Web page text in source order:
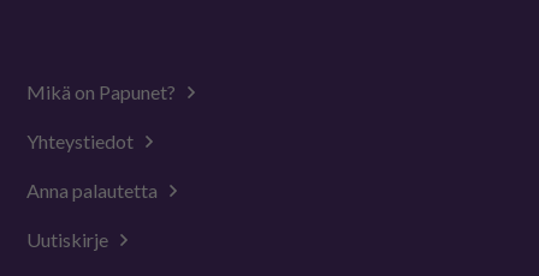
Mikä on Papunet?
Yhteystiedot
Anna palautetta
Uutiskirje